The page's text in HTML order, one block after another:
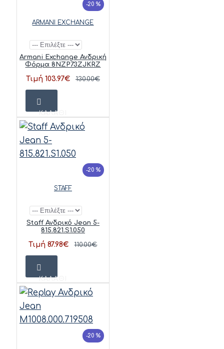
-20 %
ARMANI EXCHANGE
Armani Exchange Ανδρική
Φόρμα 8NZP73ZJKRZ
Τιμή 103.97€ 130.00€
ΚΑΛΆΘΙ
-20 %
STAFF
Staff Ανδρικό Jean 5-
815.821.S1.050
Τιμή 87.98€ 110.00€
ΚΑΛΆΘΙ
-20 %